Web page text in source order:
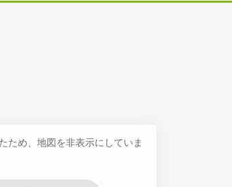
ため、地図を非表示にしていま